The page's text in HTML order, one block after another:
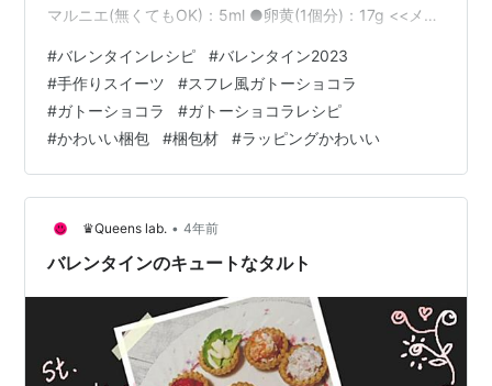
マルニエ(無くてもOK)：5ml ●卵黄(1個分)：17g <<メレ
●ココア：5g <<飾り付け ●オレオ：8個分(半分にして
砕けた部分とわけておく)→残ったものは食べてね。 ●レ
ーズン：12～15gくらい ●ホワイトチョコレートのチョ
コペン：適量 ●ピスタチオ：適量 ☆作り方 ① 耐熱ボウ
ルの中に、…
#バレンタインレシピ #バレンタイン2023
#手作りスイーツ #スフレ風ガトーショコラ
#ガトーショコラ #ガトーショコラレシピ
#かわいい梱包 #梱包材 #ラッピングかわいい
♛Queens lab. • 4年前
バレンタインのキュートなタルト